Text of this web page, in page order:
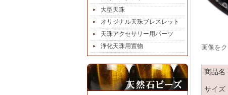
大型天珠
オリジナル天珠ブレスレット
天珠アクセサリー用パーツ
浄化天珠用置物
画像を
商品名
サイズ